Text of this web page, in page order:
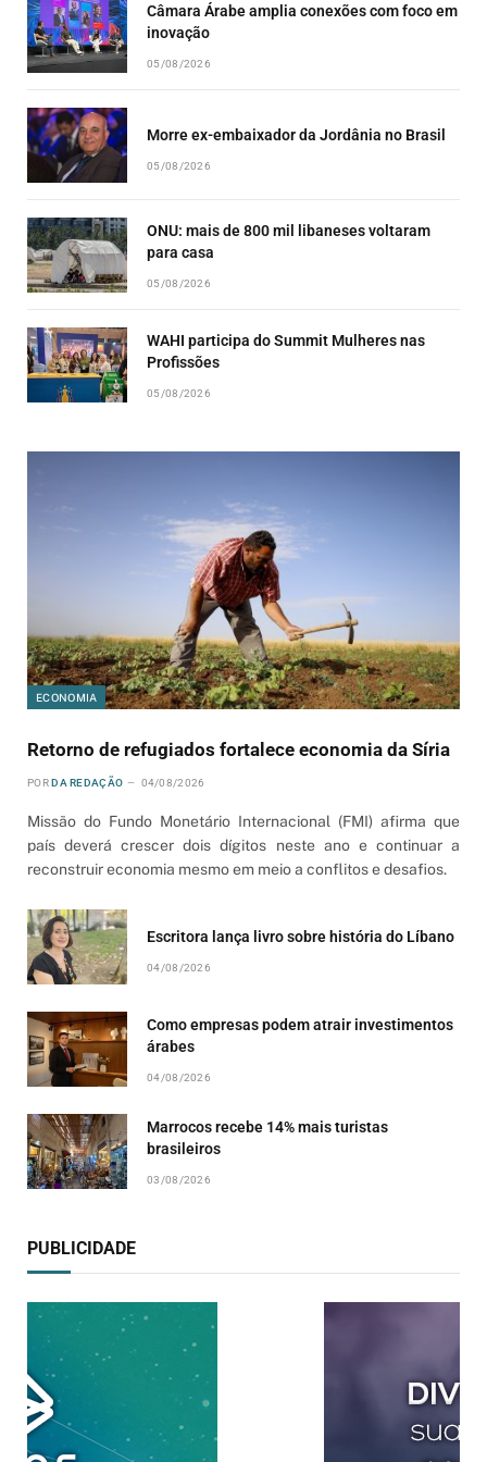
Câmara Árabe amplia conexões com foco em
inovação
05/08/2026
Morre ex-embaixador da Jordânia no Brasil
05/08/2026
ONU: mais de 800 mil libaneses voltaram
para casa
05/08/2026
WAHI participa do Summit Mulheres nas
Profissões
05/08/2026
ECONOMIA
Retorno de refugiados fortalece economia da Síria
POR DA REDAÇÃO 04/08/2026
Missão do Fundo Monetário Internacional (FMI) afirma que
país deverá crescer dois dígitos neste ano e continuar a
reconstruir economia mesmo em meio a conflitos e desafios.
Escritora lança livro sobre história do Líbano
04/08/2026
Como empresas podem atrair investimentos
árabes
04/08/2026
Marrocos recebe 14% mais turistas
brasileiros
03/08/2026
PUBLICIDADE